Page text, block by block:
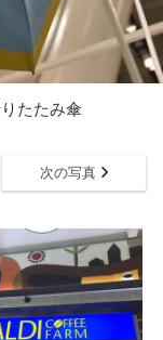
たたみ傘
次の写真